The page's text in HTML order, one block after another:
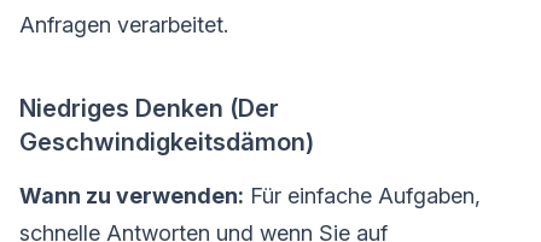
Anfragen verarbeitet.
Niedriges Denken (Der
Geschwindigkeitsdämon)
Wann zu verwenden: Für einfache Aufgaben,
schnelle Antworten und wenn Sie auf